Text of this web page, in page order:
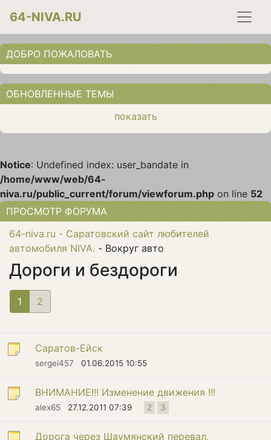
64-NIVA.RU
ДОБРО ПОЖАЛОВАТЬ
ОБНОВЛЕННЫЕ ТЕМЫ
показать
Notice: Undefined index: user_bandate in
/home/www/web/64-
niva.ru/public_current/forum/viewforum.php on line 52
ПРОСМОТР ФОРУМА
64-niva.ru - Саратовский сайт любителей
автомобиля NIVA. - Вокруг авто
Дороги и бездороги
1 (current)
2
Саратов-Ейск
sergei457 01.06.2015 10:55
ВНИМАНИЕ!!! Изменение движения !!!
alex65 27.12.2011 07:39 2 3
Дорога через Шаумянский перевал.